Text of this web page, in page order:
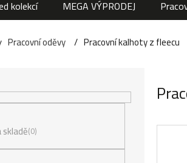
kolekcí MEGA VÝPRODEJ
Pracovní oděvy Pracovní kalhoty z fleecu
skladě 0